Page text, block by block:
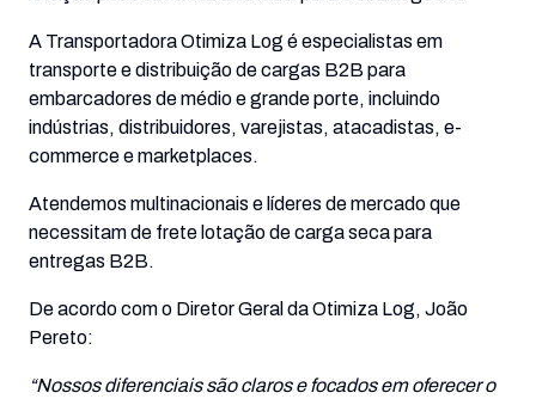
A Transportadora Otimiza Log é especialistas em
transporte e distribuição de cargas B2B para
embarcadores de médio e grande porte, incluindo
indústrias, distribuidores, varejistas, atacadistas, e-
commerce e marketplaces.
Atendemos multinacionais e líderes de mercado que
necessitam de frete lotação de carga seca para
entregas B2B.
De acordo com o Diretor Geral da Otimiza Log, João
Pereto:
“Nossos diferenciais são claros e focados em oferecer o